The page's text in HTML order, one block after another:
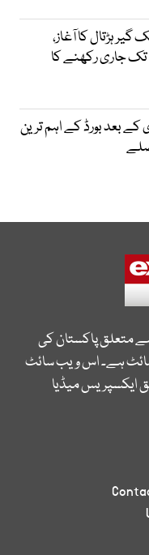
ہڑتال کا آغاز،
جاری رکھنے کا
بعد بورڈ کے اہم ترین
متعلق پاکستان کی
ہے۔ اس ویب سائٹ
ایکسپریس میڈیا